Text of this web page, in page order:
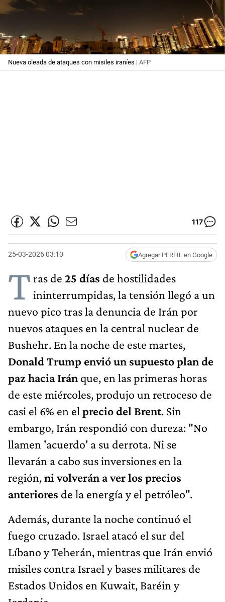
Nueva oleada de ataques con misiles iraníes | AFP
117
25-03-2026 03:10 Agregar PERFIL en Google
Tras de 25 días de hostilidades
ininterrumpidas, la tensión llegó a un
nuevo pico tras la denuncia de Irán por
nuevos ataques en la central nuclear de
Bushehr. En la noche de este martes,
Donald Trump envió un supuesto plan de
paz hacia Irán que, en las primeras horas
de este miércoles, produjo un retroceso de
casi el 6% en el precio del Brent. Sin
embargo, Irán respondió con dureza: "No
llamen 'acuerdo' a su derrota. Ni se
llevarán a cabo sus inversiones en la
región,ni volverán a ver los precios
anteriores de la energía y el petróleo".
Además, durante la noche continuó el
fuego cruzado. Israel atacó el sur del
Líbano y Teherán, mientras que Irán envió
misiles contra Israel y bases militares de
Estados Unidos en Kuwait, Baréin y